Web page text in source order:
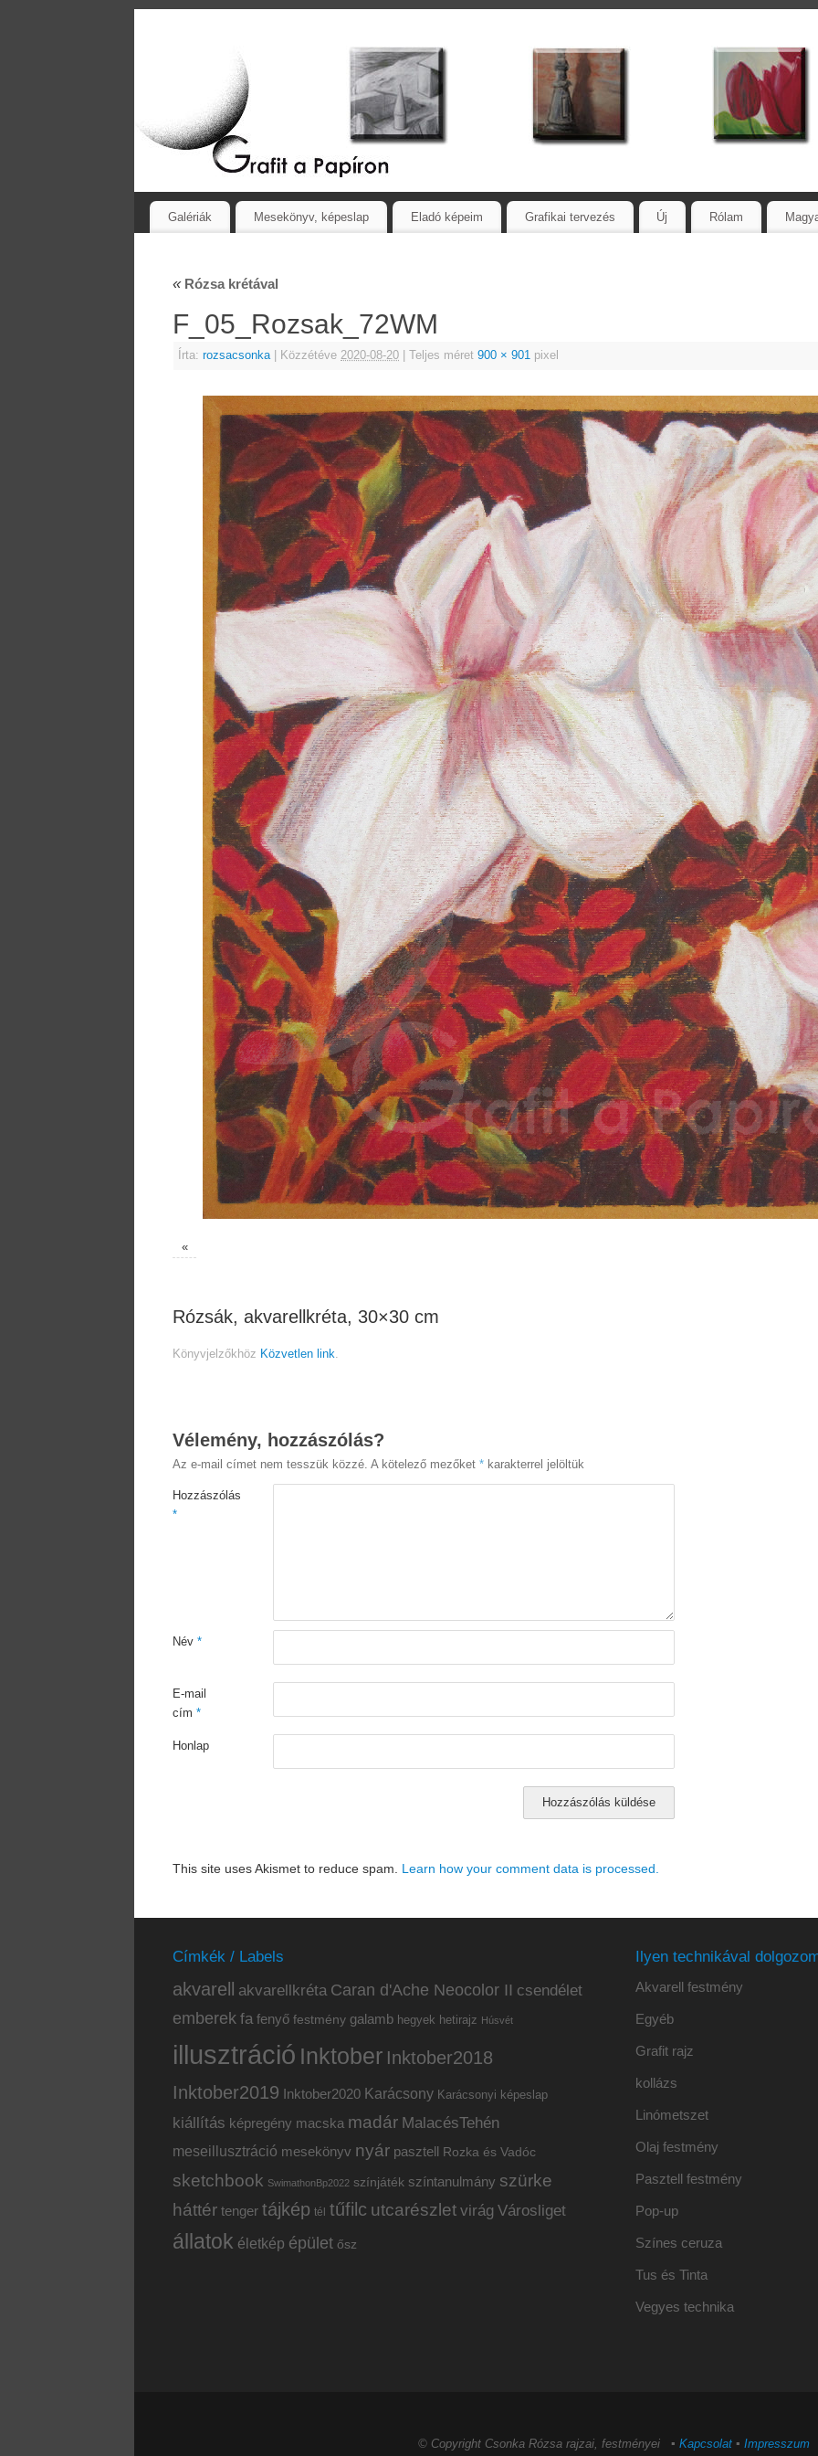
Galériák Mesekönyv, képeslap Eladó képeim Grafikai tervezés Új Rólam
«Rózsa krétával
F_05_Rozsak_72WM
Írta: rozsacsonka Közzétéve 2020-08-20 Teljes méret 900 × 901 pixel
«
Rózsák, akvarellkréta, 30×30 cm
Könyvjelzőkhöz Közvetlen link.
Vélemény, hozzászólás?
Az e-mail címet nem tesszük közzé. A kötelező mezőket * karakterrel jelöltük
Hozzászólás
*
Név *
E-mail
cím *
Honlap
This site uses Akismet to reduce spam. Learn how your comment data is processed.
Címkék / Labels
akvarell akvarellkréta Caran d'Ache Neocolor II csendélet
emberek fa fenyő festmény galamb hegyek hetirajz Húsvét
illusztráció Inktober Inktober2018
Inktober2019 Inktober2020 Karácsony Karácsonyi képeslap
kiállítás képregény macska madár MalacésTehén
meseillusztráció mesekönyv nyár pasztell Rozka és Vadóc
sketchbook SwimathonBp2022 színjáték színtanulmány szürke
háttér tenger tájkép tél tűfilc utcarészlet virág Városliget
állatok életkép épület ősz
Ilyen technikával
Akvarell festmény
Egyéb
Grafit rajz
kollázs
Linómetszet
Olaj festmény
Pasztell festmény
Pop-up
Színes ceruza
Tus és Tinta
Vegyes technika
© Copyright Csonka Rózsa rajzai, festményei ▪ Kapcsolat▪ Impresszum